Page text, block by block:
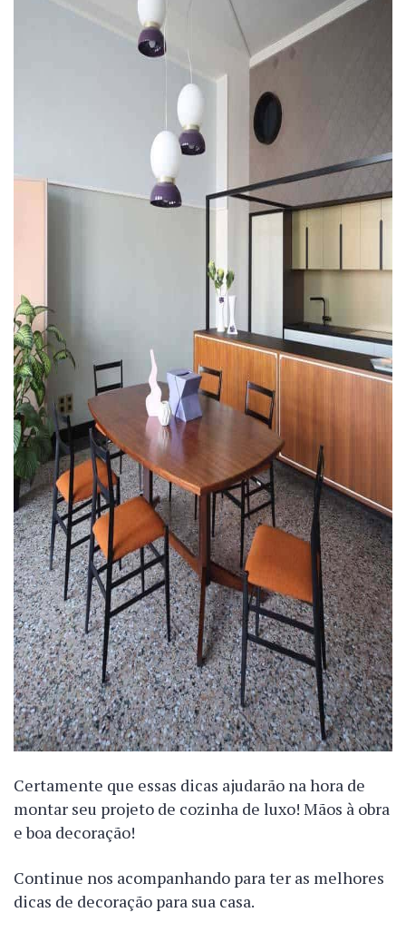
Certamente que essas dicas ajudarão na hora de
montar seu projeto de cozinha de luxo! Mãos à obra
e boa decoração!
Continue nos acompanhando para ter as melhores
dicas de decoração para sua casa.